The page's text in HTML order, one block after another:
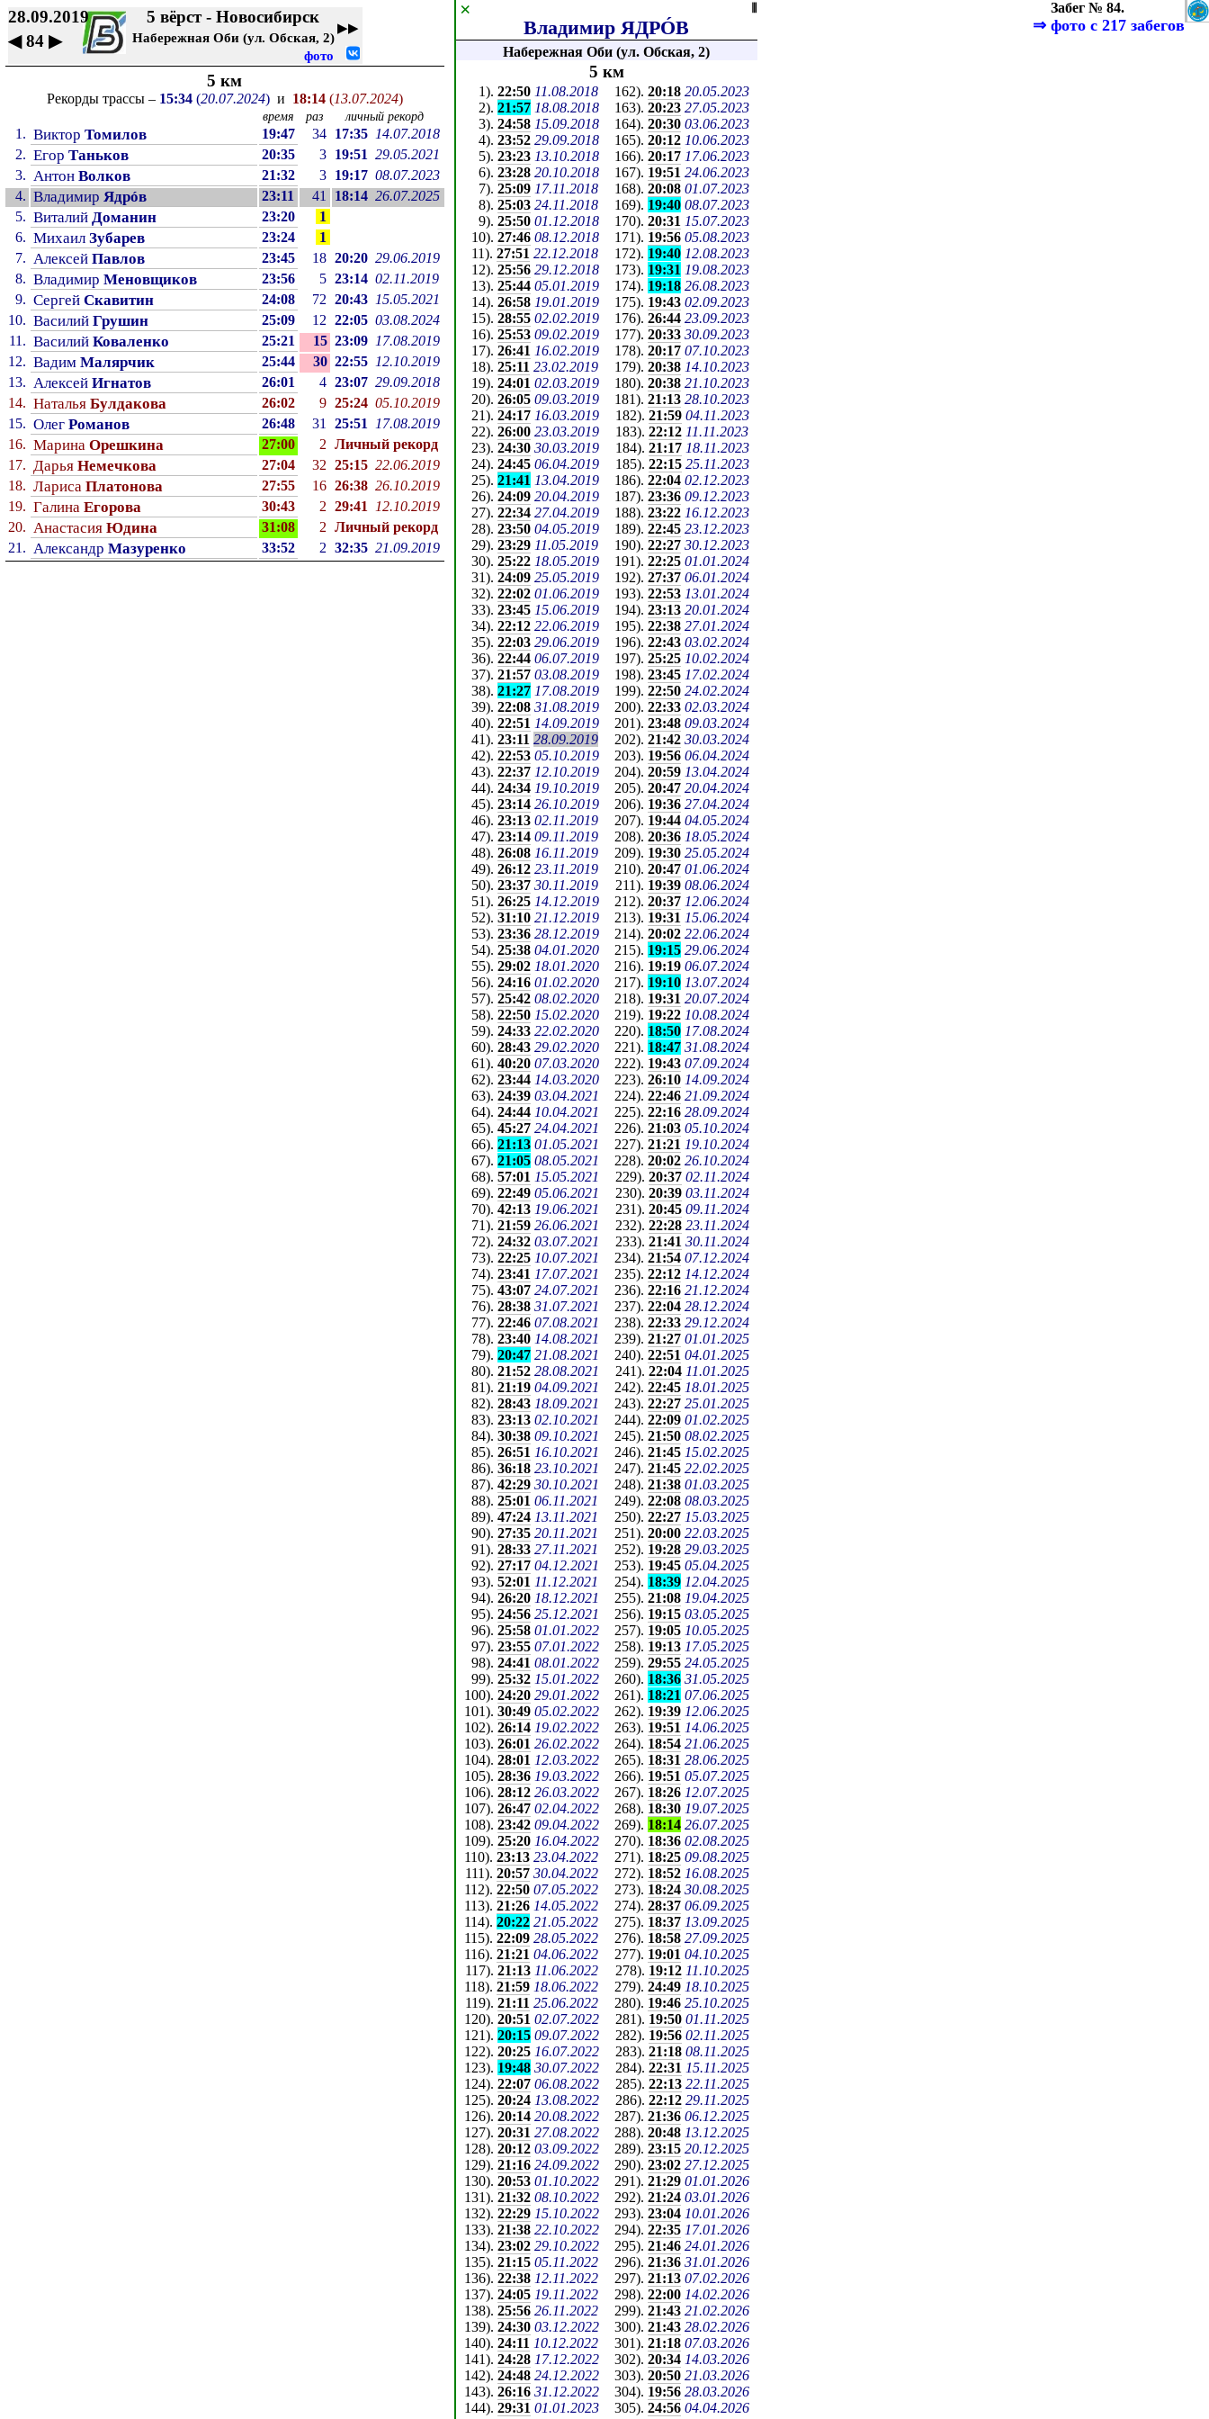
28.09.2019
◀84 ▶
5 вёрст - Новосибирск
Набережная Оби (ул. Обская, 2)
▶▶
фото
5 км
Рекорды трассы – 15:34(20.07.2024)и 18:14(13.07.2024)
время раз личный рекорд
1. Виктор Томилов 19:47 34 17:35 14.07.2018
2. Егор Таньков 20:35 3 19:51 29.05.2021
3. Антон Волков 21:32 3 19:17 08.07.2023
4. Владимир Ядрóв 23:11 41 18:14 26.07.2025
5. Виталий Доманин 23:20
1
6. Михаил Зубарев 23:24
1
7. Алексей Павлов 23:45 18 20:20 29.06.2019
8. Владимир Меновщиков 23:56 5 23:14 02.11.2019
9. Сергей Скавитин 24:08 72 20:43 15.05.2021
10. Василий Грушин 25:09 12 22:05 03.08.2024
11. Василий Коваленко 25:21 15 23:09 17.08.2019
12. Вадим Малярчик 25:44 30 22:55 12.10.2019
13. Алексей Игнатов 26:01 4 23:07 29.09.2018
14. Наталья Булдакова 26:02 9 25:24 05.10.2019
15. Олег Романов 26:48 31 25:51
17.08.2019
16. Марина Орешкина 27:00 2 Личный pекорд
17. Дарья Немечкова 27:04 32 25:15 22.06.2019
18. Лариса Платонова 27:55 16 26:38 26.10.2019
19. Галина Егорова 30:43 2 29:41
12.10.2019
20. Анастасия Юдина 31:08 2 Личный pекорд
21. Александр Мазуренко 33:52 2 32:35 21.09.2019
Забег № 84.
⇒ фото с 217 забегов
⦀
×
Владимир ЯДРÓВ
Набережная Оби (ул. Обская, 2)
5 км
1).22:50 11.08.2018 162).20:18 20.05.2023
2). 21:57 18.08.2018 163).20:23 27.05.2023
3). 24:58 15.09.2018 164).20:30 03.06.2023
4). 23:52 29.09.2018 165).20:12 10.06.2023
5). 23:23 13.10.2018 166).20:17 17.06.2023
6). 23:28 20.10.2018 167). 19:51 24.06.2023
7).25:09 17.11.2018 168).20:08 01.07.2023
8).25:03 24.11.2018 169). 19:40 08.07.2023
9). 25:50 01.12.2018 170).20:31 15.07.2023
10). 27:46 08.12.2018 171). 19:56 05.08.2023
11).27:51 22.12.2018 172). 19:40 12.08.2023
12). 25:56 29.12.2018 173). 19:31 19.08.2023
13). 25:44 05.01.2019 174). 19:18 26.08.2023
14). 26:58 19.01.2019 175). 19:43 02.09.2023
15). 28:55 02.02.2019 176).26:44 23.09.2023
16). 25:53 09.02.2019 177).20:33 30.09.2023
17). 26:41 16.02.2019 178).20:17 07.10.2023
18).25:11 23.02.2019 179).20:38 14.10.2023
19). 24:01 02.03.2019 180).20:38 21.10.2023
20). 26:05 09.03.2019 181).21:13 28.10.2023
21). 24:17 16.03.2019 182). 21:59 04.11.2023
22). 26:00 23.03.2019 183).22:12 11.11.2023
23). 24:30 30.03.2019 184). 21:17 18.11.2023
24). 24:45 06.04.2019 185). 22:15 25.11.2023
25). 21:41 13.04.2019 186).22:04 02.12.2023
26). 24:09 20.04.2019 187).23:36 09.12.2023
27). 22:34 27.04.2019 188).23:22 16.12.2023
28). 23:50 04.05.2019 189).22:45 23.12.2023
29).23:29 11.05.2019 190).22:27 30.12.2023
30). 25:22 18.05.2019 191).22:25 01.01.2024
31). 24:09 25.05.2019 192).27:37 06.01.2024
32). 22:02 01.06.2019 193).22:53 13.01.2024
33). 23:45 15.06.2019 194).23:13 20.01.2024
34). 22:12 22.06.2019 195).22:38 27.01.2024
35). 22:03 29.06.2019 196).22:43 03.02.2024
36). 22:44 06.07.2019 197).25:25 10.02.2024
37). 21:57 03.08.2019 198).23:45 17.02.2024
38). 21:27 17.08.2019 199).22:50 24.02.2024
39). 22:08 31.08.2019 200).22:33 02.03.2024
40). 22:51 14.09.2019 201).23:48 09.03.2024
41).23:11 28.09.2019 202).21:42 30.03.2024
42). 22:53 05.10.2019 203). 19:56 06.04.2024
43). 22:37 12.10.2019 204).20:59 13.04.2024
44). 24:34 19.10.2019 205).20:47 20.04.2024
45). 23:14 26.10.2019 206). 19:36 27.04.2024
46).23:13 02.11.2019 207). 19:44 04.05.2024
47).23:14 09.11.2019 208).20:36 18.05.2024
48).26:08 16.11.2019 209). 19:30 25.05.2024
49).26:12 23.11.2019 210).20:47 01.06.2024
50).23:37 30.11.2019 211). 19:39 08.06.2024
51). 26:25 14.12.2019 212).20:37 12.06.2024
52). 31:10 21.12.2019 213). 19:31 15.06.2024
53). 23:36 28.12.2019 214).20:02 22.06.2024
54). 25:38 04.01.2020 215). 19:15 29.06.2024
55). 29:02 18.01.2020 216). 19:19 06.07.2024
56). 24:16 01.02.2020 217). 19:10 13.07.2024
57). 25:42 08.02.2020 218). 19:31 20.07.2024
58). 22:50 15.02.2020 219). 19:22 10.08.2024
59). 24:33 22.02.2020 220). 18:50 17.08.2024
60). 28:43 29.02.2020 221). 18:47 31.08.2024
61). 40:20 07.03.2020 222). 19:43 07.09.2024
62). 23:44 14.03.2020 223).26:10 14.09.2024
63). 24:39 03.04.2021 224).22:46 21.09.2024
64). 24:44 10.04.2021 225).22:16 28.09.2024
65). 45:27 24.04.2021 226).21:03 05.10.2024
66). 21:13 01.05.2021 227).21:21 19.10.2024
67). 21:05 08.05.2021 228).20:02 26.10.2024
68). 57:01 15.05.2021 229). 20:37 02.11.2024
69). 22:49 05.06.2021 230). 20:39 03.11.2024
70). 42:13 19.06.2021 231). 20:45 09.11.2024
71). 21:59 26.06.2021 232). 22:28 23.11.2024
72). 24:32 03.07.2021 233). 21:41 30.11.2024
73). 22:25 10.07.2021 234).21:54 07.12.2024
74). 23:41 17.07.2021 235).22:12 14.12.2024
75). 43:07 24.07.2021 236).22:16 21.12.2024
76). 28:38 31.07.2021 237).22:04 28.12.2024
77). 22:46 07.08.2021 238).22:33 29.12.2024
78). 23:40 14.08.2021 239).21:27 01.01.2025
79). 20:47 21.08.2021 240).22:51 04.01.2025
80). 21:52 28.08.2021 241). 22:04 11.01.2025
81). 21:19 04.09.2021 242).22:45 18.01.2025
82). 28:43 18.09.2021 243).22:27 25.01.2025
83). 23:13 02.10.2021 244).22:09 01.02.2025
84). 30:38 09.10.2021 245).21:50 08.02.2025
85). 26:51 16.10.2021 246).21:45 15.02.2025
86). 36:18 23.10.2021 247).21:45 22.02.2025
87). 42:29 30.10.2021 248).21:38 01.03.2025
88).25:01 06.11.2021 249).22:08 08.03.2025
89).47:24 13.11.2021 250).22:27 15.03.2025
90).27:35 20.11.2021 251).20:00 22.03.2025
91).28:33 27.11.2021 252). 19:28 29.03.2025
92). 27:17 04.12.2021 253). 19:45 05.04.2025
93).52:01 11.12.2021 254). 18:39 12.04.2025
94). 26:20 18.12.2021 255).21:08 19.04.2025
95). 24:56 25.12.2021 256). 19:15 03.05.2025
96). 25:58 01.01.2022 257). 19:05 10.05.2025
97). 23:55 07.01.2022 258). 19:13 17.05.2025
98). 24:41 08.01.2022 259).29:55 24.05.2025
99). 25:32 15.01.2022 260). 18:36 31.05.2025
100). 24:20 29.01.2022 261). 18:21 07.06.2025
101). 30:49 05.02.2022 262). 19:39 12.06.2025
102). 26:14 19.02.2022 263). 19:51 14.06.2025
103). 26:01 26.02.2022 264). 18:54 21.06.2025
104). 28:01 12.03.2022 265). 18:31 28.06.2025
105). 28:36 19.03.2022 266). 19:51 05.07.2025
106). 28:12 26.03.2022 267). 18:26 12.07.2025
107). 26:47 02.04.2022 268). 18:30 19.07.2025
108). 23:42 09.04.2022 269). 18:14 26.07.2025
109). 25:20 16.04.2022 270). 18:36 02.08.2025
110).23:13 23.04.2022 271). 18:25 09.08.2025
111). 20:57 30.04.2022 272). 18:52 16.08.2025
112).22:50 07.05.2022 273). 18:24 30.08.2025
113).21:26 14.05.2022 274).28:37 06.09.2025
114).20:22 21.05.2022 275). 18:37 13.09.2025
115).22:09 28.05.2022 276). 18:58 27.09.2025
116).21:21 04.06.2022 277). 19:01 04.10.2025
117). 21:13 11.06.2022 278). 19:12 11.10.2025
118).21:59 18.06.2022 279).24:49 18.10.2025
119). 21:11 25.06.2022 280). 19:46 25.10.2025
120). 20:51 02.07.2022 281). 19:50 01.11.2025
121). 20:15 09.07.2022 282). 19:56 02.11.2025
122). 20:25 16.07.2022 283). 21:18 08.11.2025
123). 19:48 30.07.2022 284). 22:31 15.11.2025
124). 22:07 06.08.2022 285). 22:13 22.11.2025
125). 20:24 13.08.2022 286). 22:12 29.11.2025
126). 20:14 20.08.2022 287).21:36 06.12.2025
127). 20:31 27.08.2022 288).20:48 13.12.2025
128). 20:12 03.09.2022 289).23:15 20.12.2025
129). 21:16 24.09.2022 290).23:02 27.12.2025
130). 20:53 01.10.2022 291).21:29 01.01.2026
131). 21:32 08.10.2022 292).21:24 03.01.2026
132). 22:29 15.10.2022 293).23:04 10.01.2026
133). 21:38 22.10.2022 294).22:35 17.01.2026
134). 23:02 29.10.2022 295).21:46 24.01.2026
135).21:15 05.11.2022 296).21:36 31.01.2026
136).22:38 12.11.2022 297).21:13 07.02.2026
137).24:05 19.11.2022 298).22:00 14.02.2026
138).25:56 26.11.2022 299).21:43 21.02.2026
139). 24:30 03.12.2022 300).21:43 28.02.2026
140).24:11 10.12.2022 301).21:18 07.03.2026
141). 24:28 17.12.2022 302).20:34 14.03.2026
142). 24:48 24.12.2022 303).20:50 21.03.2026
143). 26:16 31.12.2022 304). 19:56 28.03.2026
144). 29:31 01.01.2023 305).24:56 04.04.2026